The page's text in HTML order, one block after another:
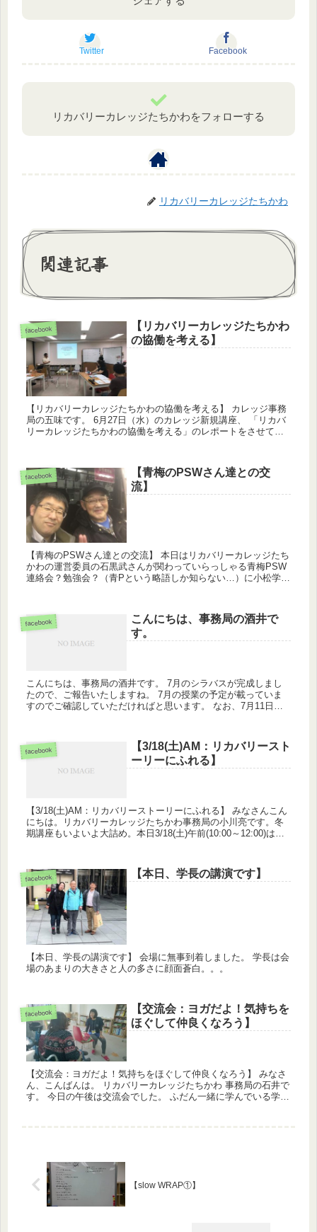
Twitter Facebook
リカバリーカレッジたちかわをフォローする
リカバリーカレッジたちかわ
関連記事
facebook
【リカバリーカレッジたちかわ
の協働を考える】
【リカバリーカレッジたちかわの協働を考える】 カレッジ事務
局の五味です。 6月27日（水）のカレッジ新規講座、 「リカバ
リーカレッジたちかわの協働を考える」のレポートをさせて頂
facebook
【青梅のPSWさん達との交
流】
【青梅のPSWさん達との交流】 本日はリカバリーカレッジたち
かわの運営委員の石黒武さんが関わっていらっしゃる青梅PSW
連絡会？勉強会？（青Pという略語しか知らない…）に小松学長
facebook
こんにちは、事務局の酒井で
す。
こんにちは、事務局の酒井です。 7月のシラバスが完成しまし
たので、ご報告いたしますね。 7月の授業の予定が載っていま
すのでご確認していただければと思います。 なお、7月11日は
facebook
【3/18(土)AM：リカバリースト
ーリーにふれる】
【3/18(土)AM：リカバリーストーリーにふれる】 みなさんこん
にちは。リカバリーカレッジたちかわ事務局の小川亮です。冬
期講座もいよいよ大詰め。本日3/18(土)午前(10:00～12:00)は、
facebook 【本日、学長の講演です】
【本日、学長の講演です】 会場に無事到着しました。 学長は会
場のあまりの大きさと人の多さに顔面蒼白。。。
facebook
【交流会：ヨガだよ！気持ちを
ほぐして仲良くなろう】
【交流会：ヨガだよ！気持ちをほぐして仲良くなろう】 みなさ
ん、こんばんは。 リカバリーカレッジたちかわ 事務局の石井で
す。 今日の午後は交流会でした。 ふだん一緒に学んでいる学生
【slow WRAP①】